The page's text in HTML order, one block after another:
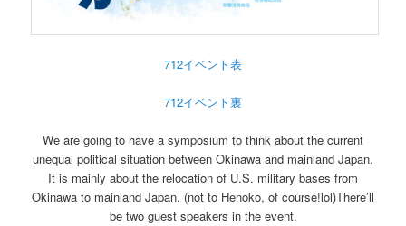
712イベント表
712イベント裏
We are going to have a symposium to think about the current
unequal political situation between Okinawa and mainland Japan.
It is mainly about the relocation of U.S. military bases from
Okinawa to mainland Japan. (not to Henoko, of course!lol)There’ll
be two guest speakers in the event.